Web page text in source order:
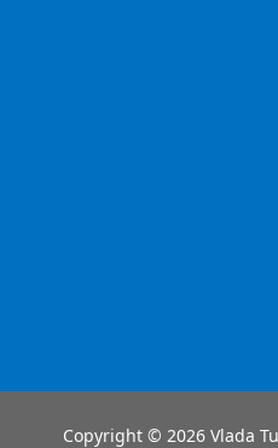
Copyright © 2026 Vlada